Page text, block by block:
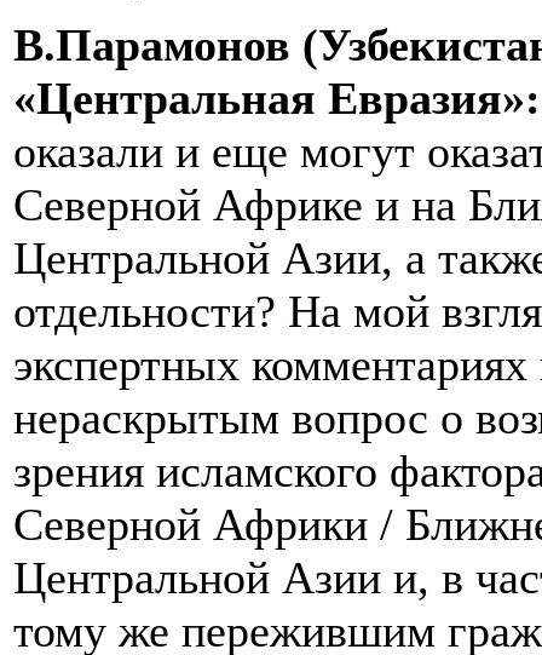
В.Парамонов
«Центральная Евразия»:
оказали и еще могут
Северной Африке и на
Центральной Азии, а
отдельности? На мой
экспертных комментариях
нераскрытым вопрос о
зрения исламского
Северной Африки /
Центральной Азии и, в
тому же пережившим